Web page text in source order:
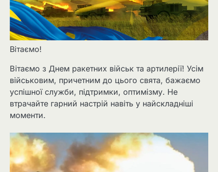
Вітаємо!
Вітаємо з Днем ракетних військ та артилерії! Усім
військовим, причетним до цього свята, бажаємо
успішної служби, підтримки, оптимізму. Не
втрачайте гарний настрій навіть у найскладніші
моменти.